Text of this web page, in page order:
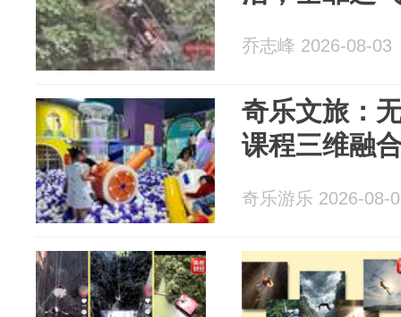
乔志峰 2026-08-03
奇乐文旅：
课程三维融
奇乐游乐 2026-08-